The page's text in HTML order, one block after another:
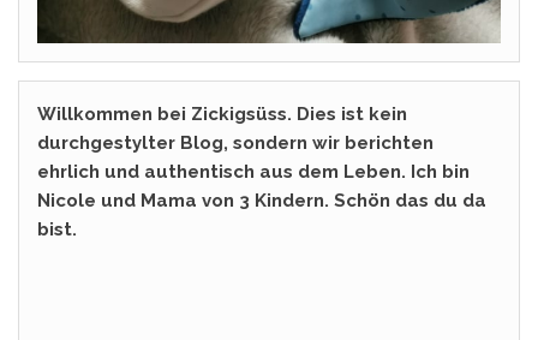
Willkommen bei Zickigsüss. Dies ist kein
durchgestylter Blog, sondern wir berichten
ehrlich und authentisch aus dem Leben. Ich bin
Nicole und Mama von 3 Kindern. Schön das du da
bist.